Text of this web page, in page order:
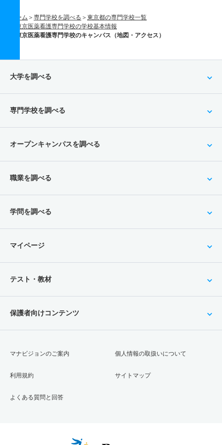
ホーム 専門学校を調べる
東京都の専門学校一覧
東京医薬看護専門学校の学校基本情報
東京医薬看護専門学校のキャンパス（地図・アクセス）
大学を調べる
専門学校を調べる
オープンキャンパスを調べる
職業を調べる
学問を調べる
マイページ
テスト・教材
保護者向けコンテンツ
マナビジョンのご案内
利用規約
よくある質問と回答
個人情報の取扱いについて
サイトマップ